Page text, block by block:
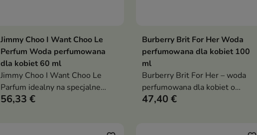
Dodaj do koszyka
Jimmy Choo I Want Choo Le
Perfum Woda perfumowana
dla kobiet 60 ml
Jimmy Choo I Want Choo Le
Parfum idealny na specjalne
okazje, z nutami gruszki, jaśminu
56,33 €
 Dodaj do koszyka
Burberry Brit For Her Woda
perfumowana dla kobiet 100
ml
Burberry Brit For Her – woda
perfumowana dla kobiet o
słodko-kwiatowym zapachu z
47,40 €